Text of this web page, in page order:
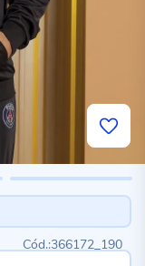
366172_190